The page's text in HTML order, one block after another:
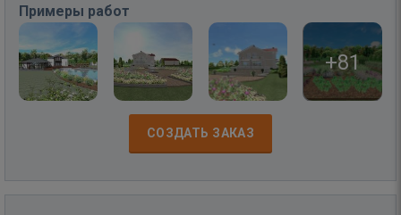
Примеры работ
+81
СОЗДАТЬ ЗАКАЗ